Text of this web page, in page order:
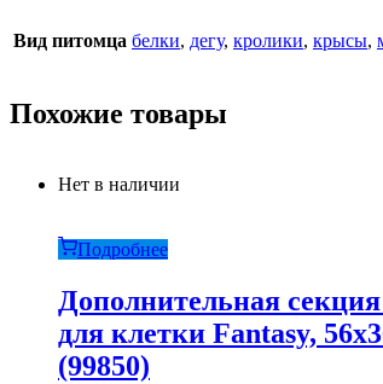
Вид питомца белки, дегу, кролики, крысы,
Похожие товары
Нет в наличии
Подробнее
Дополнительная
для клетки Fantasy,
(99850)